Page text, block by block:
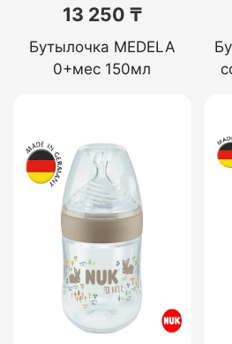
13 250 ₸
Бутылочка MEDELA
0+мес 150мл